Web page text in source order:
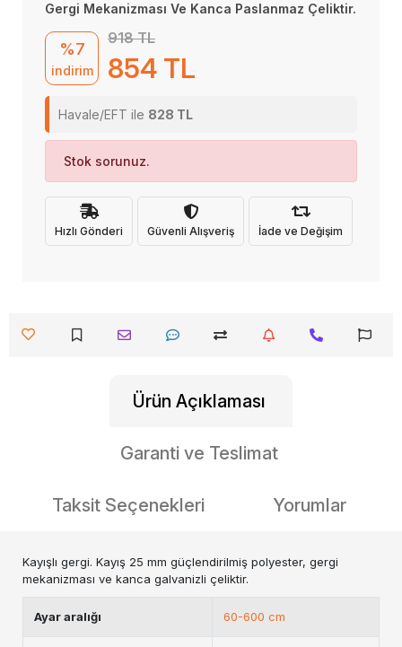
Gergi Mekanizması Ve Kanca Paslanmaz Çeliktir.
%7
indirim
918 TL
854 TL
Havale/EFT ile 828 TL
Stok sorunuz.
Hızlı Gönderi Güvenli Alışveriş İade ve Değişim
Ürün Açıklaması
Garanti ve Teslimat
Taksit Seçenekleri Yorumlar
Kayışlı gergi. Kayış 25 mm güçlendirilmiş polyester, gergi
mekanizması ve kanca galvanizli çeliktir.
Ayar aralığı 60-600 cm